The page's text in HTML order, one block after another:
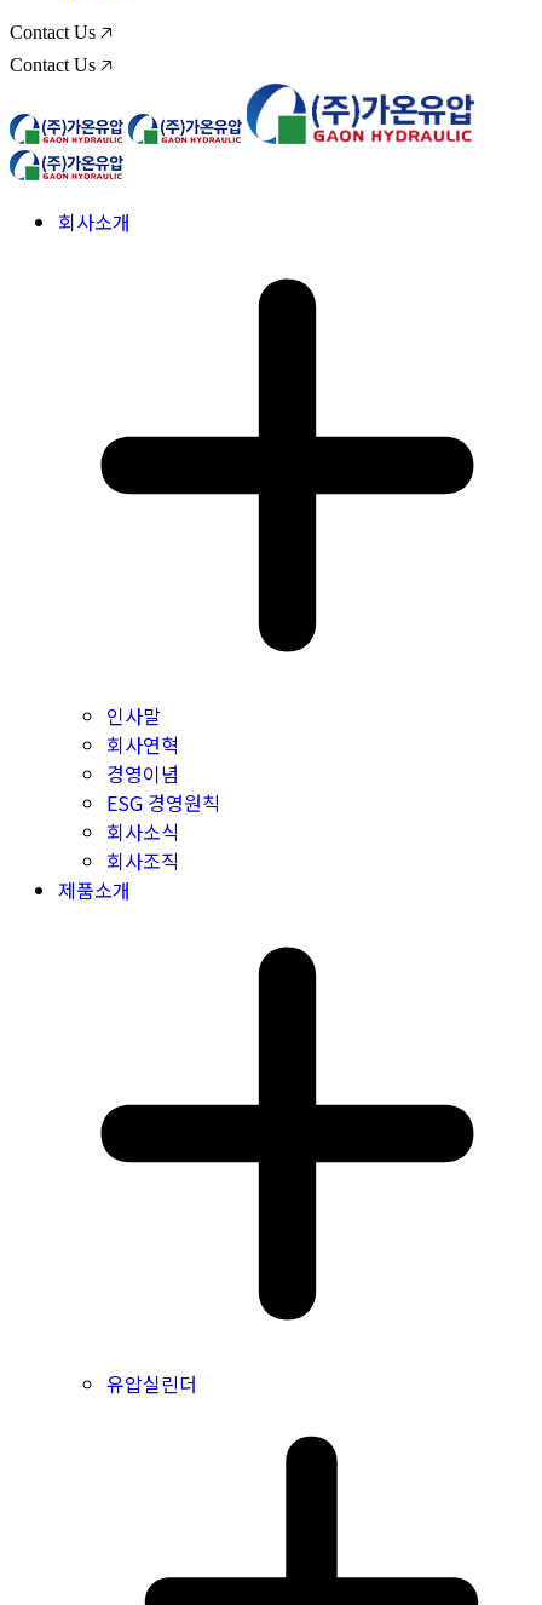
Contact Us 🡥
Contact Us 🡥
회사소개
인사말
회사연혁
경영이념
ESG 경영원칙
회사소식
회사조직
제품소개
유압실린더